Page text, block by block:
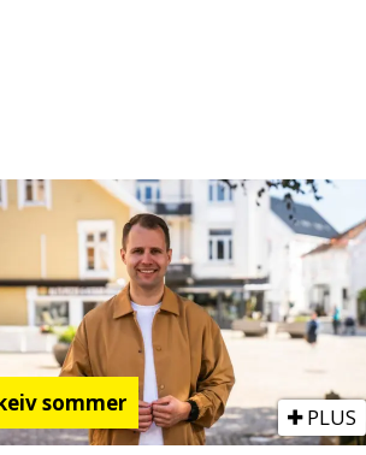
sommer
PLUS